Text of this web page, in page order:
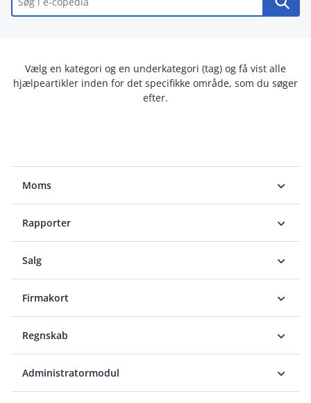
Vælg en kategori og en underkategori (tag) og få vist alle
hjælpeartikler inden for det specifikke område, som du søger
efter.
Moms
Rapporter
Salg
Firmakort
Regnskab
Administratormodul